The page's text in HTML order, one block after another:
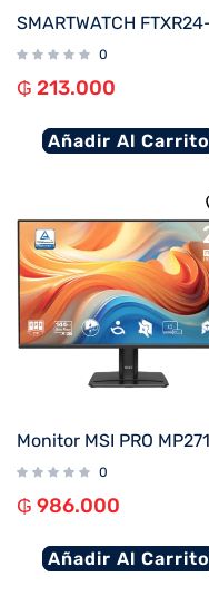
0
₲ 213.000
Añadir Al Carrito
0
₲ 986.000
Añadir Al Carrito